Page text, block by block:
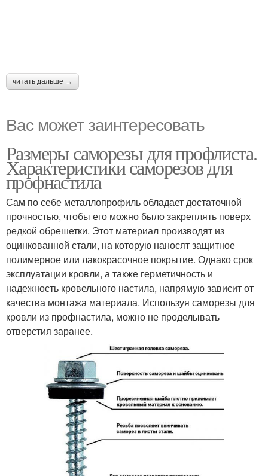
читать дальше →
Вас может заинтересовать
Размеры саморезы для профлиста.
Характеристики саморезов для
профнастила
Сам по себе металлопрофиль обладает достаточной
прочностью, чтобы его можно было закреплять поверх
редкой обрешетки. Этот материал производят из
оцинкованной стали, на которую наносят защитное
полимерное или лакокрасочное покрытие. Однако срок
эксплуатации кровли, а также герметичность и
надежность кровельного настила, напрямую зависит от
качества монтажа материала. Используя саморезы для
кровли из профнастила, можно не проделывать
отверстия заранее.